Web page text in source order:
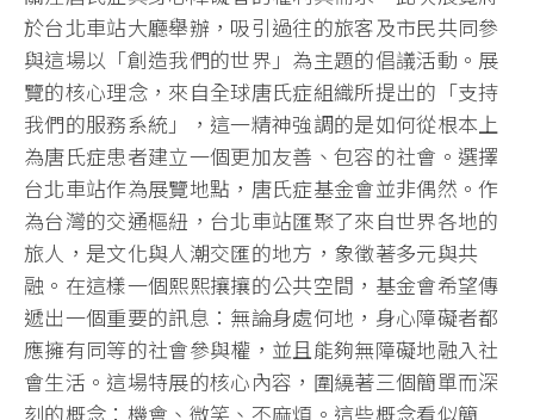
於台北車站大廳舉辦，吸引過往的旅客及市民共同參
與這場以「創造我們的世界」為主題的倡議活動。展
覽的核心理念，來自全球唐氏症組織所提出的「支持
我們的服務系統」，這一精神強調的是如何從根本上
為唐氏症患者建立一個更加友善、包容的社會。選擇
台北車站作為展覽地點，唐氏症基金會並非偶然。作
為台灣的交通樞紐，台北車站匯聚了來自世界各地的
旅人，是文化與人潮交匯的地方，象徵著多元與共
融。在這樣一個熙熙攘攘的公共空間，基金會希望傳
遞出一個重要的訊息：無論身處何地，身心障礙者都
應擁有同等的社會參與權，並且能夠無障礙地融入社
會生活。這場特展的核心內容，圍繞著三個簡單而深
刻的概念：機會、微笑、不麻煩。這些概念看似簡